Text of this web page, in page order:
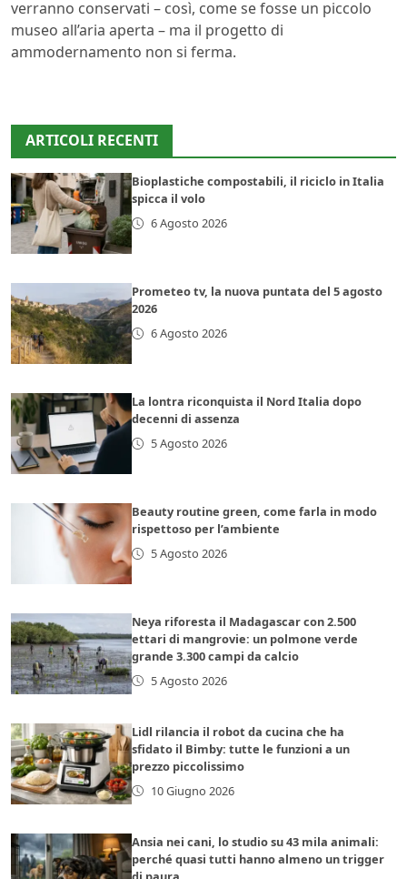
verranno conservati – così, come se fosse un piccolo
museo all’aria aperta – ma il progetto di
ammodernamento non si ferma.
ARTICOLI RECENTI
Bioplastiche compostabili, il riciclo in Italia
spicca il volo
6 Agosto 2026
Prometeo tv, la nuova puntata del 5 agosto
2026
6 Agosto 2026
La lontra riconquista il Nord Italia dopo
decenni di assenza
5 Agosto 2026
Beauty routine green, come farla in modo
rispettoso per l’ambiente
5 Agosto 2026
Neya riforesta il Madagascar con 2.500
ettari di mangrovie: un polmone verde
grande 3.300 campi da calcio
5 Agosto 2026
Lidl rilancia il robot da cucina che ha
sfidato il Bimby: tutte le funzioni a un
prezzo piccolissimo
10 Giugno 2026
Ansia nei cani, lo studio su 43 mila animali:
perché quasi tutti hanno almeno un trigger